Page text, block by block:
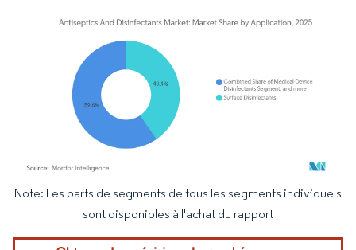
Image © Mordor Intelligence. La réutilisation nécessite une attribution sous CC BY
Note: Les parts de segments de tous les segments individuels
sont disponibles à l'achat du rapport